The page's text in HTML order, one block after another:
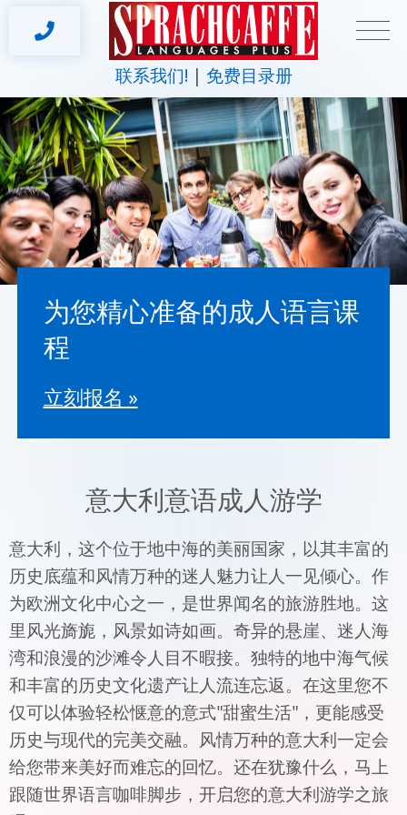
联系我们! 免费目录册
为您精心准备的成人语言课
程
立刻报名 »
意大利意语成人游学
意大利，这个位于地中海的美丽国家，以其丰富的
历史底蕴和风情万种的迷人魅力让人一见倾心。作
为欧洲文化中心之一，是世界闻名的旅游胜地。这
里风光旖旎，风景如诗如画。奇异的悬崖、迷人海
湾和浪漫的沙滩令人目不暇接。独特的地中海气候
和丰富的历史文化遗产让人流连忘返。在这里您不
仅可以体验轻松惬意的意式"甜蜜生活"，更能感受
历史与现代的完美交融。风情万种的意大利一定会
给您带来美好而难忘的回忆。还在犹豫什么，马上
跟随世界语言咖啡脚步，开启您的意大利游学之旅